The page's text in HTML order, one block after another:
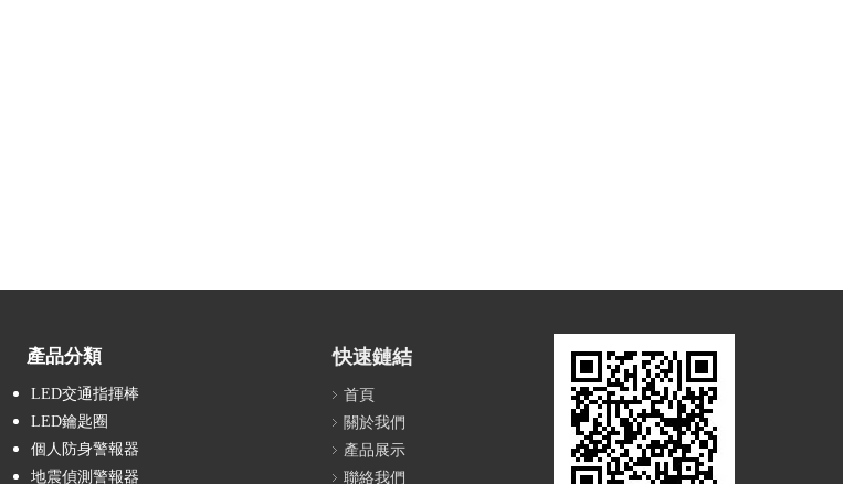
產品分類
LED交通指揮棒
LED鑰匙圈
個人防身警報器
地震偵測警報器
快速鏈結
首頁
關於我們
產品展示
聯絡我們